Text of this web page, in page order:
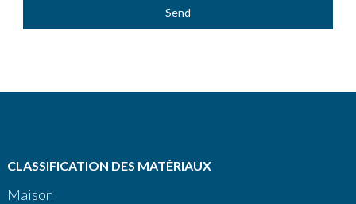
Send
CLASSIFICATION DES MATÉRIAUX
Maison